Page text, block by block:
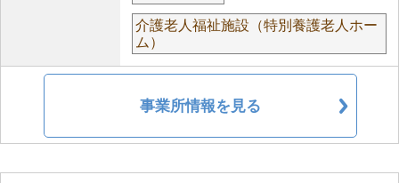
介護老人福祉施設（特別養護老人ホー
ム）
事業所情報を見る